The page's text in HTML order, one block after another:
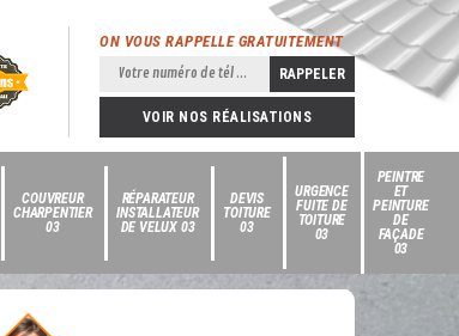
ON VOUS RAPPELLE GRATUITEMENT
VOIR NOS RÉALISATIONS
COUVREUR
CHARPENTIER
03
RÉPARATEUR
INSTALLATEUR
DE VELUX 03
DEVIS
TOITURE
03
URGENCE
FUITE DE
TOITURE
03
PEINTRE
ET
PEINTURE
DE
FAÇADE
03